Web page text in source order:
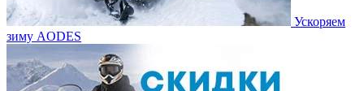
Ускоряем
зиму AODES